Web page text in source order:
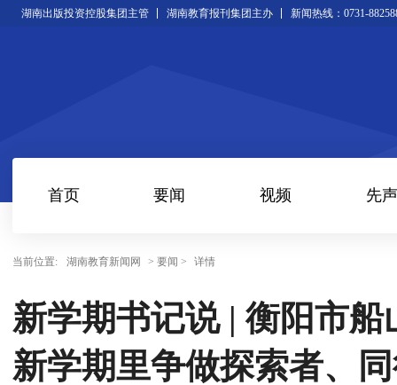
湖南出版投资控股集团主管 湖南教育报刊集团主办 新闻热线：0731-
首页 要闻 视频 先声
当前位置: 湖南教育新闻网 > 要闻 > 详情
新学期书记说 | 衡阳市
新学期里争做探索者、